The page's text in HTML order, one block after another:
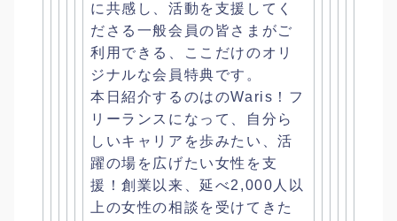
に共感し、 活動を支援してく
ださる一般会員の皆さまがご
利用できる、
ここだけのオリ
ジナルな会員特典です。
本日紹介するのはのWaris！フ
リーランスになって、
自分ら
しいキャリアを歩みたい、活
躍の場を広げたい女性を支
援！創業以来、延べ2,000人以
上の女性の相談を受けてきた